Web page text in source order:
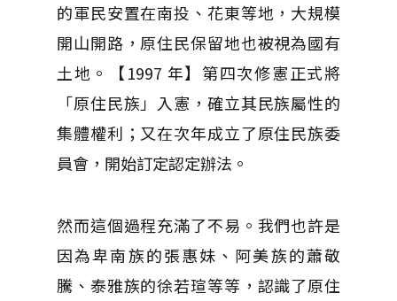
的軍民安置在南投、花東等地，大規模
開山開路，原住民保留地也被視為國有
土地。【1997 年】第四次修憲正式將
「原住民族」入憲，確立其民族屬性的
集體權利；又在次年成立了原住民族委
員會，開始訂定認定辦法。
然而這個過程充滿了不易。我們也許是
因為卑南族的張惠妹、阿美族的蕭敬
騰、泰雅族的徐若瑄等等，認識了原住